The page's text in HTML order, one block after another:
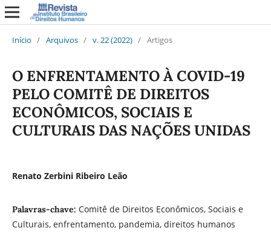
Início / Arquivos / v. 22 (2022) / Artigos
O ENFRENTAMENTO À COVID-19
PELO COMITÊ DE DIREITOS
ECONÔMICOS, SOCIAIS E
CULTURAIS DAS NAÇÕES UNIDAS
Renato Zerbini Ribeiro Leão
Palavras-chave: Comitê de Direitos Econômicos, Sociais e
Culturais, enfrentamento, pandemia, direitos humanos